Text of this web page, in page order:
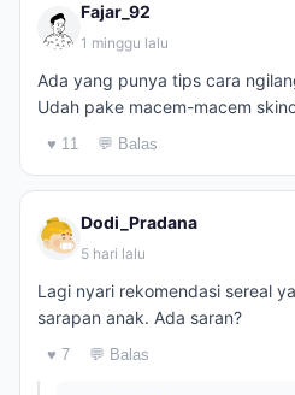
Fajar_92
1 minggu lalu
Ada yang punya tips cara
Udah pake macem-macem
♥ 11 💬 Balas
Dodi_Pradana
5 hari lalu
Lagi nyari rekomendasi sereal
sarapan anak. Ada saran?
♥ 7 💬 Balas